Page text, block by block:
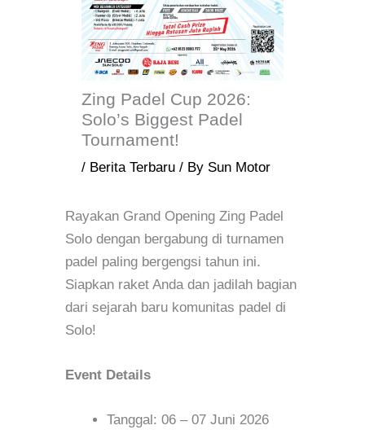
Zing Padel Cup 2026:
Solo’s Biggest Padel
Tournament!
/ Berita Terbaru / By Sun Motor
Rayakan Grand Opening Zing Padel
Solo dengan bergabung di turnamen
padel paling bergengsi tahun ini.
Siapkan raket Anda dan jadilah bagian
dari sejarah baru komunitas padel di
Solo!
Event Details
Tanggal: 06 – 07 Juni 2026